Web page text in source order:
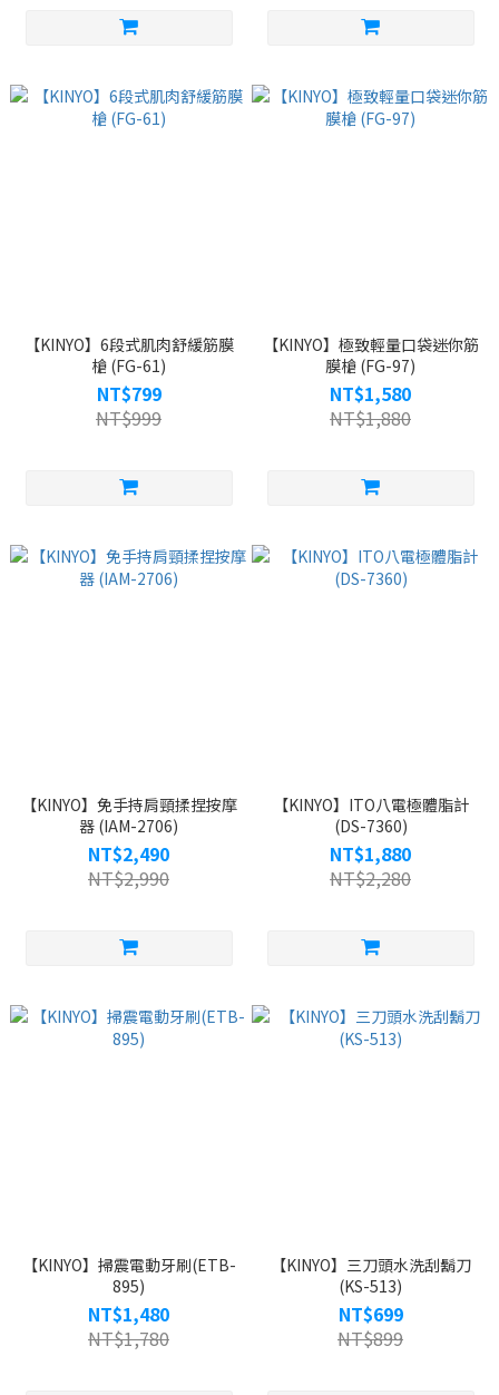
【KINYO】6段式肌肉舒緩筋膜
槍 (FG-61)
NT$799
NT$999
【KINYO】極致輕量口袋迷你筋
膜槍 (FG-97)
NT$1,580
NT$1,880
【KINYO】免手持肩頸揉捏按摩
器 (IAM-2706)
NT$2,490
NT$2,990
【KINYO】ITO八電極體脂計
(DS-7360)
NT$1,880
NT$2,280
【KINYO】掃震電動牙刷(ETB-
895)
NT$1,480
NT$1,780
【KINYO】三刀頭水洗刮鬍刀
(KS-513)
NT$699
NT$899